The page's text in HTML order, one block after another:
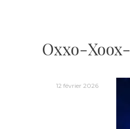
Oxxo-
12 février 2026